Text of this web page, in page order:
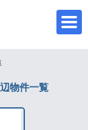
物件一覧